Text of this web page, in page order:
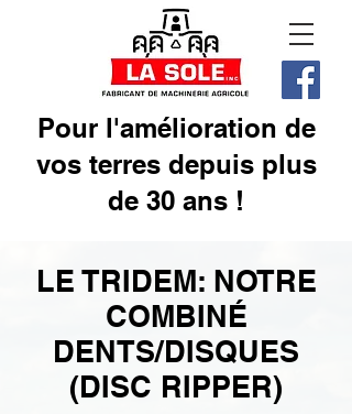
Pour l'amélioration de
vos terres depuis plus
de 30 ans !
LE TRIDEM: NOTRE
COMBINÉ
DENTS/DISQUES
(DISC RIPPER)